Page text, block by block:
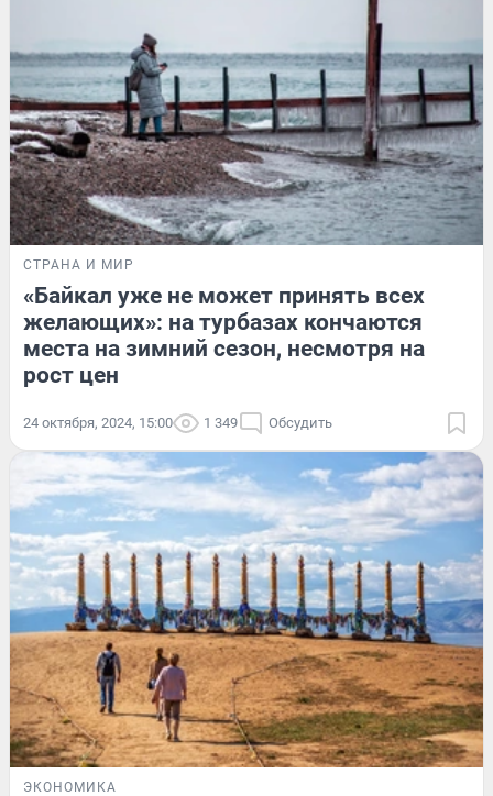
СТРАНА И МИР
«Байкал уже не может принять всех
желающих»: на турбазах кончаются
места на зимний сезон, несмотря на
рост цен
24 октября, 2024, 15:00 1 349 Обсудить
ЭКОНОМИКА